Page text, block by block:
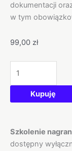
dokumentacji
w tym
99,00 zł
Kupuję
Szkolenie
dostępny